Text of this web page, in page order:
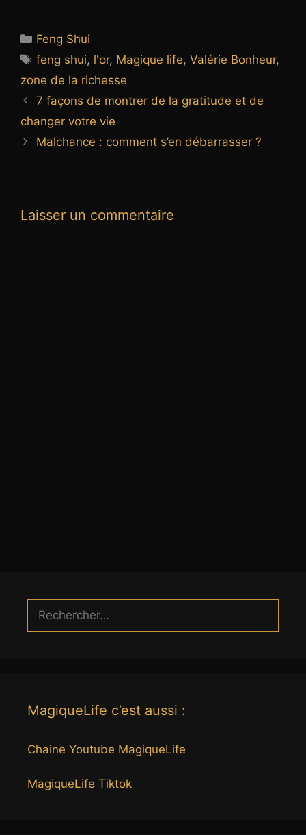
Catégories
Feng Shui
Étiquettes
feng shui, l'or, Magique life,Valérie Bonheur,
zone de la richesse
7 façons de montrer de la gratitude et de
changer votre vie
Malchance : comment s’en débarrasser ?
Laisser un commentaire
MagiqueLife c’est aussi :
Chaine Youtube MagiqueLife
MagiqueLife Tiktok